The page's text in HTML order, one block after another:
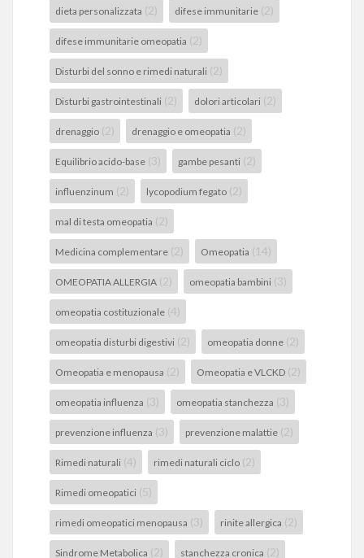
dieta personalizzata (2) difese immunitarie (2)
difese immunitarie omeopatia (2)
Disturbi del sonno e rimedi naturali (2)
Disturbi gastrointestinali (2) dolori articolari (2)
drenaggio (2) drenaggio e omeopatia (2)
Equilibrio acido-base (3) gambe pesanti (2)
influenzinum (2) lycopodium fegato (2)
mal di testa omeopatia (2)
Medicina complementare (2) Omeopatia (14)
OMEOPATIA ALLERGIA (2) omeopatia bambini (3)
omeopatia costituzionale (4)
omeopatia disturbi digestivi (2) omeopatia donne (2)
Omeopatia e menopausa (2) Omeopatia e VLCKD (2)
omeopatia influenza (3) omeopatia stanchezza (3)
prevenzione influenza (3) prevenzione malattie (2)
Rimedi naturali (4) rimedi naturali ciclo (2)
Rimedi omeopatici (5)
rimedi omeopatici menopausa (3) rinite allergica (2)
Sindrome Metabolica (2) stanchezza cronica (2)